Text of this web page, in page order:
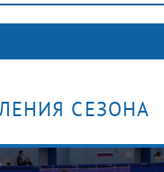
СЕЗОНА